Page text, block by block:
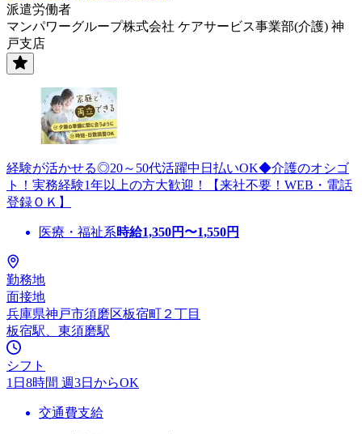
派遣労働者
マンパワーグループ株式会社 ケアサービス事業部(介護) 神
戸支店
経験が活かせる◎20～50代活躍中日払いOK◆介護のオシゴ
ト！実務経験1年以上の方大歓迎！【来社不要！WEB・電話
登録ＯＫ】
医療・福祉系時給1,350円〜1,550円
勤務地
面接地
兵庫県神戸市須磨区板宿町２丁目
板宿駅、東須磨駅
シフト
1日8時間 週3日からOK
交通費支給